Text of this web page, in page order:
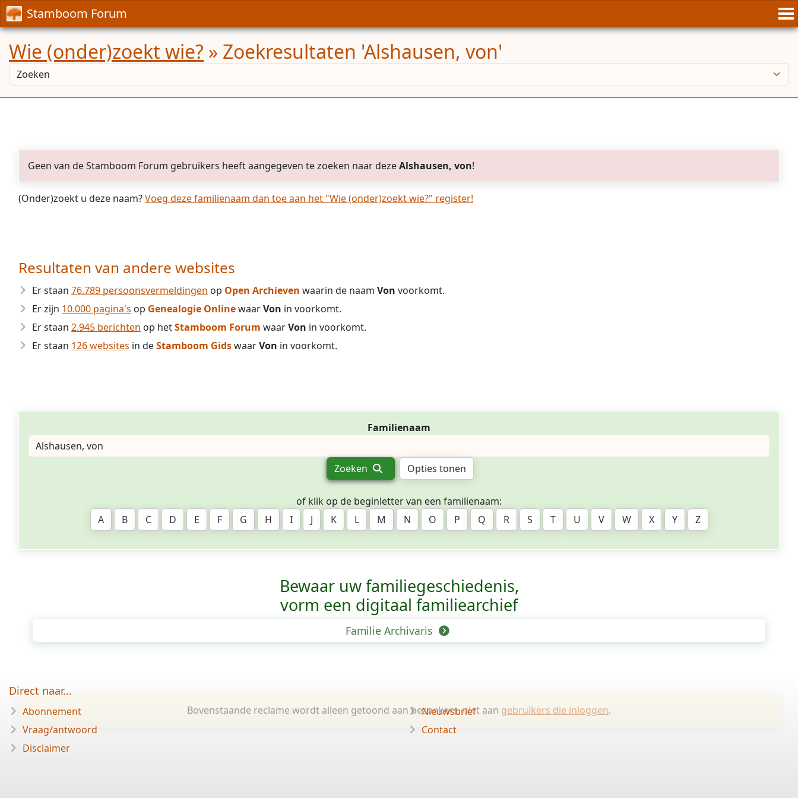
Stamboom Forum
Wie (onder)zoekt wie? » Zoekresultaten 'Alshausen, von'
Geen van de Stamboom Forum gebruikers heeft aangegeven te zoeken naar dezeAlshausen, von!
(Onder)zoekt u deze naam?Voeg deze familienaam dan toe aan het "Wie (onder)zoekt wie?" register!
Resultaten van andere websites
Er staan 76.789 persoonsvermeldingen op Open Archieven waarin de naam Von voorkomt.
Er zijn 10.000 pagina's op Genealogie OnlinewaarVon in voorkomt.
Er staan 2.945 berichten op hetStamboom Forum waarVon in voorkomt.
Er staan 126 websites in deStamboom GidswaarVon in voorkomt.
Familienaam
Zoeken Opties tonen
of klik op de beginletter van een familienaam:
A
B C D E F G H I J K L M N O P Q R S T U V W X Y Z
Bewaar uw familie­geschiedenis,
vorm een digitaal familiearchief
Familie Archivaris
Bovenstaande reclame wordt alleen getoond aan bezoekers, niet aan gebruikers die inloggen.
Direct naar...
Abonnement
Vraag/antwoord
Disclaimer
Nieuwsbrief
Contact